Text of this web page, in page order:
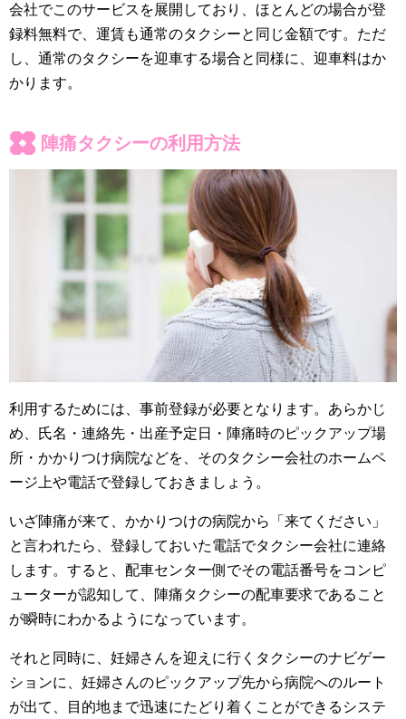
会社でこのサービスを展開しており、ほとんどの場合が登
録料無料で、運賃も通常のタクシーと同じ金額です。ただ
し、通常のタクシーを迎車する場合と同様に、迎車料はか
かります。
陣痛タクシーの利用方法
利用するためには、事前登録が必要となります。あらかじ
め、氏名・連絡先・出産予定日・陣痛時のピックアップ場
所・かかりつけ病院などを、そのタクシー会社のホームペ
ージ上や電話で登録しておきましょう。
いざ陣痛が来て、かかりつけの病院から「来てください」
と言われたら、登録しておいた電話でタクシー会社に連絡
します。すると、配車センター側でその電話番号をコンピ
ューターが認知して、陣痛タクシーの配車要求であること
が瞬時にわかるようになっています。
それと同時に、妊婦さんを迎えに行くタクシーのナビゲー
ションに、妊婦さんのピックアップ先から病院へのルート
が出て、目的地まで迅速にたどり着くことができるシステ